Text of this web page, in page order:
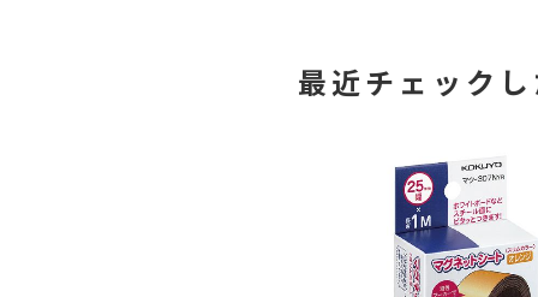
最近チェック